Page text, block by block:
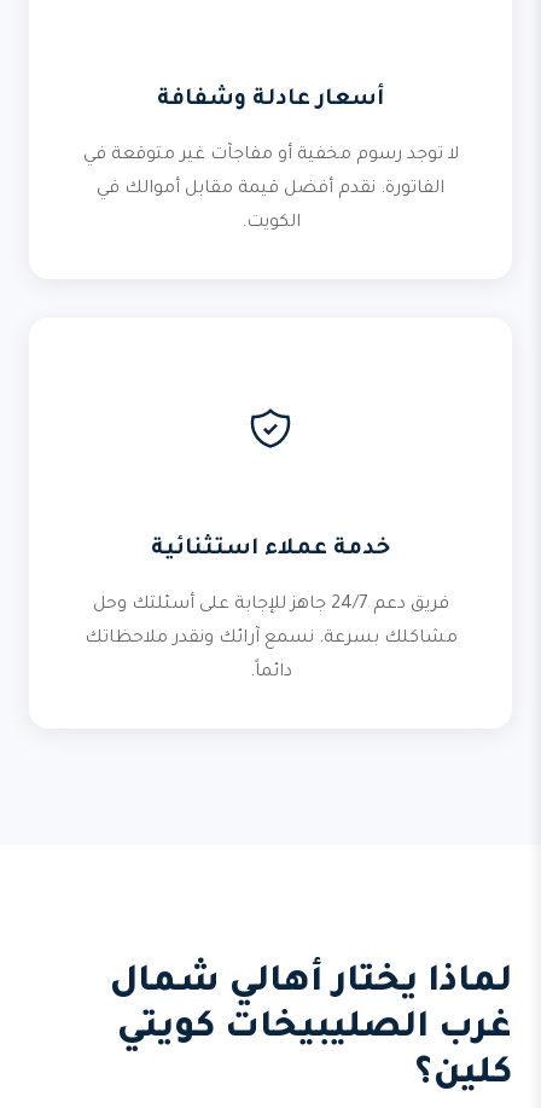
أسعار عادلة وشفافة
لا توجد رسوم مخفية أو مفاجآت غير متوقعة في
الفاتورة. نقدم أفضل قيمة مقابل أموالك في
الكويت.
خدمة عملاء استثنائية
فريق دعم 24/7 جاهز للإجابة على أسئلتك وحل
مشاكلك بسرعة. نسمع آرائك ونقدر ملاحظاتك
دائماً.
لماذا يختار أهالي شمال
غرب الصليبيخات كويتي
كلين؟